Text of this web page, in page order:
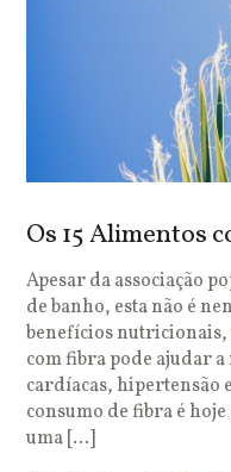
Os 15 Alimentos
Apesar da associação
de banho, esta não é
benefícios
com fibra pode ajudar
cardíacas, hipertensão
consumo de fibra é
uma […]